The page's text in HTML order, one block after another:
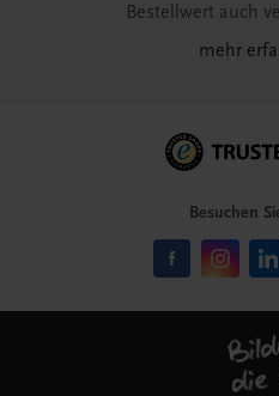
Bestellwert auch
mehr
Besuchen